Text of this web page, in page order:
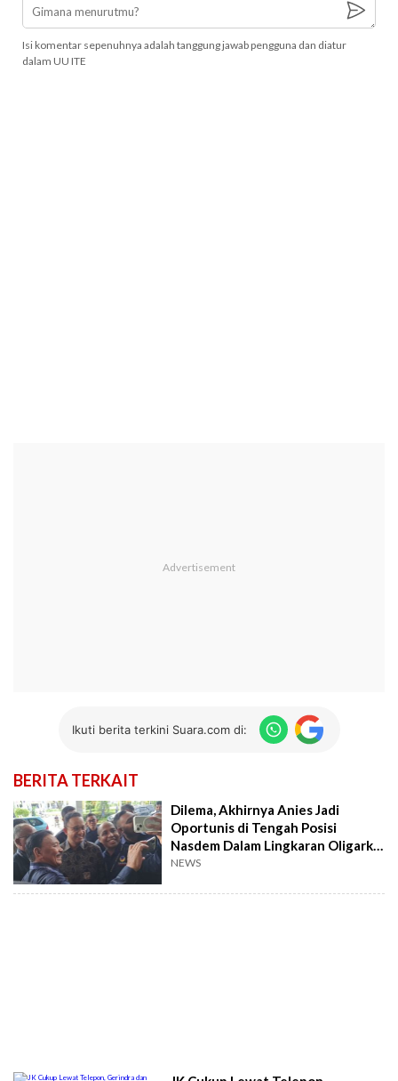
Isi komentar sepenuhnya adalah tanggung jawab pengguna dan diatur
dalam UU ITE
Ikuti berita terkini Suara.com di:
BERITA TERKAIT
Dilema, Akhirnya Anies Jadi
Oportunis di Tengah Posisi
Nasdem Dalam Lingkaran Oligarki
Kekuasaan
NEWS